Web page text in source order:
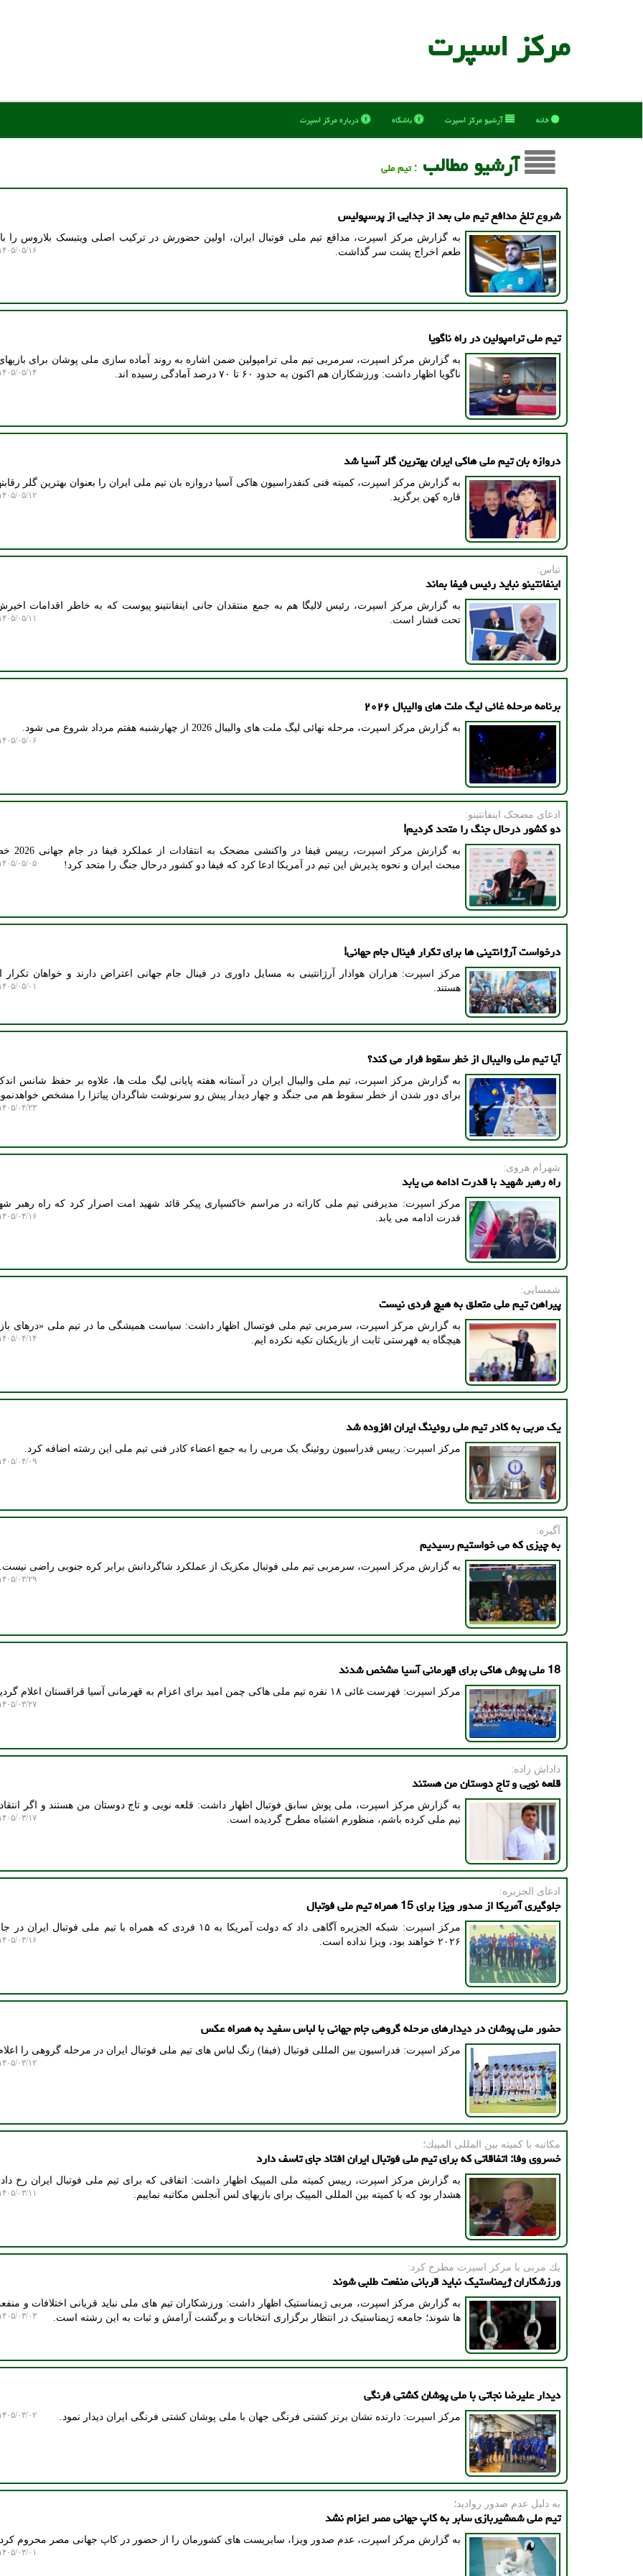
مركز اسپرت
خانه آرشیو مركز اسپرت باشگاه درباره مركز اسپرت
آرشیو مطالب : تیم ملی
شروع تلخ مدافع تیم ملی بعد از جدایی از پرسپولیس
به گزارش مرکز اسپرت، مدافع تیم ملی فوتبال ایران، اولین حضورش در ترکیب اصلی ویتبسک بلاروس را
طعم اخراج پشت سر گذاشت.
۱۴۰۵/۰۵/۱۶ ۱۲:۵۷:۳۸
تیم ملی ترامپولین در راه ناگویا
به گزارش مرکز اسپرت، سرمربی تیم ملی ترامپولین ضمن اشاره به روند آماده سازی ملی پوشان برای
ناگویا اظهار داشت: ورزشکاران هم اکنون به حدود ۶۰ تا ۷۰ درصد آمادگی رسیده اند.
۱۴۰۵/۰۵/۱۴ ۱۱:۱۸:۲۱
دروازه بان تیم ملی هاکی ایران بهترین گلر آسیا شد
به گزارش مرکز اسپرت، کمیته فنی کنفدراسیون هاکی آسیا دروازه بان تیم ملی ایران را بعنوان بهترین گلر
قاره کهن برگزید.
۱۴۰۵/۰۵/۱۲ ۱۷:۰۶:۵۶
تباس:
اینفانتینو نباید رئیس فیفا بماند
به گزارش مرکز اسپرت، رئیس لالیگا هم به جمع منتقدان جانی اینفانتینو پیوست که به خاطر اقدامات
تحت فشار است.
۱۴۰۵/۰۵/۱۱ ۱۴:۱۳:۵۵
برنامه مرحله غائی لیگ ملت های والیبال ۲۰۲۶
به گزارش مرکز اسپرت، مرحله نهائی لیگ ملت های والیبال 2026 از چهارشنبه هفتم مرداد شروع می شود.
۱۴۰۵/۰۵/۰۶ ۱۲:۱۵:۲۷
ادعای مضحک اینفانتینو:
دو کشور درحال جنگ را متحد کردیم!
به گزارش مرکز
مبحث ایران و نحوه پذیرش این تیم در آمریکا ادعا کرد که فیفا دو کشور درحال جنگ را متحد کرد!
۱۴۰۵/۰۵/۰۵ ۱۳:۴۸:۲۵
درخواست آرژانتینی ها برای تکرار فینال جام جهانی!
مرکز اسپرت: هزاران هوادار آرژانتینی به مسایل داوری در فینال جام جهانی اعتراض دارند و خواهان تکرار
هستند.
۱۴۰۵/۰۵/۰۱ ۱۴:۲۱:۳۹
آیا تیم ملی والیبال از خطر سقوط فرار می کند؟
به گزارش مرکز اسپرت، تیم ملی والیبال ایران در آستانه هفته پایانی لیگ ملت ها، علاوه بر حفظ شانس
برای دور شدن از خطر سقوط هم می جنگد و چهار دیدار پیش رو سرنوشت شاگردان پیاتزا را مشخص
۱۴۰۵/۰۴/۲۳ ۱۲:۱۳:۳۶
شهرام هروی:
راه رهبر شهید با قدرت ادامه می یابد
مرکز اسپرت: مدیرفنی تیم ملی کاراته در مراسم خاکسپاری پیکر قائد شهید امت اصرار کرد که راه رهبر
قدرت ادامه می یابد.
۱۴۰۵/۰۴/۱۶ ۱۲:۳۲:۰۰
شمسایی:
پیراهن تیم ملی متعلق به هیچ فردی نیست
به گزارش مرکز اسپرت، سرمربی تیم ملی فوتسال اظهار داشت: سیاست همیشگی ما در تیم ملی «درهای
هیچگاه به فهرستی ثابت از بازیکنان تکیه نکرده ایم.
۱۴۰۵/۰۴/۱۴ ۲۱:۰۵:۱۲
یک مربی به کادر تیم ملی روئینگ ایران افزوده شد
مرکز اسپرت: رییس فدراسیون روئینگ یک مربی را به جمع اعضاء کادر فنی تیم ملی این رشته اضافه کرد.
۱۴۰۵/۰۴/۰۹ ۲۲:۱۶:۲۷
آگیره:
به چیزی که می خواستیم رسیدیم
به گزارش مرکز اسپرت، سرمربی تیم ملی فوتبال مکزیک از عملکرد شاگردانش برابر کره جنوبی راضی نیست.
۱۴۰۵/۰۳/۲۹ ۱۱:۳۹:۱۸
18 ملی پوش هاکی برای قهرمانی آسیا مشخص شدند
مرکز اسپرت: فهرست غائی ۱۸ نفره تیم ملی هاکی چمن امید برای اعزام به قهرمانی آسیا قراقستان اعلام گردید.
۱۴۰۵/۰۳/۲۷ ۱۴:۲۳:۱۶
داداش زاده:
قلعه نویی و تاج دوستان من هستند
به گزارش مرکز اسپرت، ملی پوش سابق فوتبال اظهار داشت: قلعه نویی و تاج دوستان من هستند و اگر
تیم ملی کرده باشم، منظورم اشتباه مطرح گردیده است.
۱۴۰۵/۰۳/۱۷ ۱۹:۱۳:۴۴
ادعای الجزیره:
جلوگیری آمریکا از صدور ویزا برای 15 همراه تیم ملی فوتبال
مرکز اسپرت: شبکه الجزیره آگاهی داد که دولت آمریکا به ۱۵ فردی که همراه با تیم ملی فوتبال
۲۰۲۶ خواهند بود، ویزا نداده است.
۱۴۰۵/۰۳/۱۶ ۱۰:۰۸:۳۳
حضور ملی پوشان در دیدارهای مرحله گروهی جام جهانی با لباس سفید به همراه عکس
مرکز اسپرت: فدراسیون بین المللی فوتبال (فیفا) رنگ لباس های تیم ملی فوتبال ایران در مرحله گروهی را
۱۴۰۵/۰۳/۱۲ ۱۱:۳۹:۴۴
مكاتبه با كمیته بین المللی المپیك؛
خسروی وفا: اتفاقاتی که برای تیم ملی فوتبال ایران افتاد جای تاسف دارد
به گزارش مرکز اسپرت، رییس کمیته ملی المپیک اظهار داشت: اتفاقی که برای تیم ملی فوتبال ایران رخ داد
هشدار بود که با کمیته بین المللی المپیک برای بازیهای لس آنجلس مکاتبه نماییم.
۱۴۰۵/۰۳/۱۱ ۱۵:۳۸:۱۹
یك مربی با مركز اسپرت مطرح كرد:
ورزشکاران ژیمناستیک نباید قربانی منفعت طلبی شوند
به گزارش مرکز اسپرت، مربی ژیمناستیک اظهار داشت: ورزشکاران تیم های ملی نباید قربانی اختلافات و
ها شوند؛ جامعه ژیمناستیک در انتظار برگزاری انتخابات و برگشت آرامش و ثبات به این رشته است.
۱۴۰۵/۰۳/۰۳ ۱۵:۰۸:۴۴
دیدار علیرضا نجاتی با ملی پوشان کشتی فرنگی
مرکز اسپرت: دارنده نشان برنز کشتی فرنگی جهان با ملی پوشان کشتی فرنگی ایران دیدار نمود. ۱۴۰۵/۰۳/۰۲ ۱۶:۵۱:۵۹
به دلیل عدم صدور روادید؛
تیم ملی شمشیربازی سابر به کاپ جهانی مصر اعزام نشد
به گزارش مرکز اسپرت، عدم صدور ویزا، سابریست های کشورمان را از حضور در کاپ جهانی مصر محروم کرد.
۱۴۰۵/۰۳/۰۱ ۱۳:۰۸:۰۸